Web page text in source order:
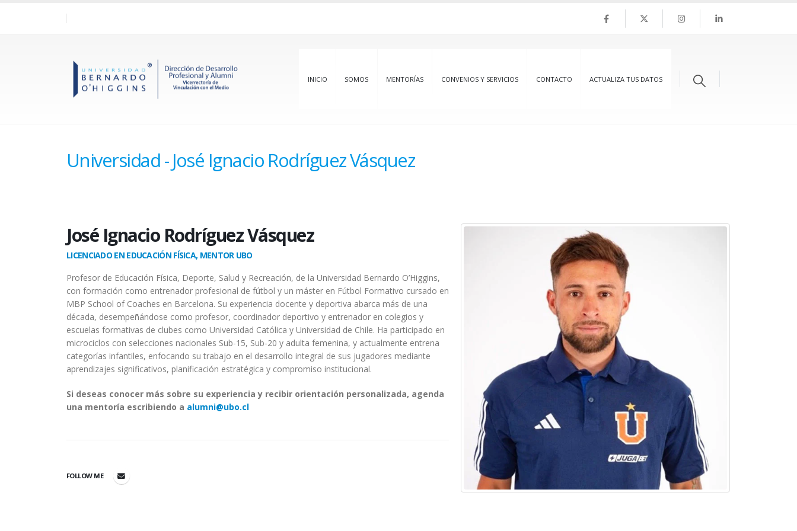
INICIO SOMOS MENTORÍAS CONVENIOS Y SERVICIOS CONTACTO ACTUALIZA TUS DATOS
Universidad - José Ignacio Rodríguez Vásquez
José Ignacio Rodríguez Vásquez
LICENCIADO EN EDUCACIÓN FÍSICA, MENTOR UBO
Profesor de Educación Física, Deporte, Salud y Recreación, de la Universidad Bernardo O’Higgins,
con formación como entrenador profesional de fútbol y un máster en Fútbol Formativo cursado en
MBP School of Coaches en Barcelona. Su experiencia docente y deportiva abarca más de una
década, desempeñándose como profesor, coordinador deportivo y entrenador en colegios y
escuelas formativas de clubes como Universidad Católica y Universidad de Chile. Ha participado en
microciclos con selecciones nacionales Sub-15, Sub-20 y adulta femenina, y actualmente entrena
categorías infantiles, enfocando su trabajo en el desarrollo integral de sus jugadores mediante
aprendizajes significativos, planificación estratégica y compromiso institucional.
Si deseas conocer más sobre su experiencia y recibir orientación personalizada, agenda
una mentoría escribiendo a alumni@ubo.cl
FOLLOW ME